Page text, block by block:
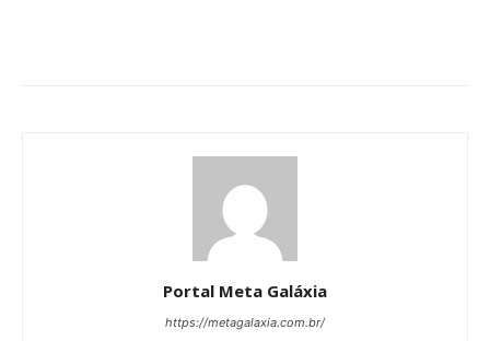
Portal Meta Galáxia
https://metagalaxia.com.br/